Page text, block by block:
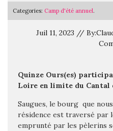
Categories: Camp d'été annuel.
Juil 11, 2023 //
Quinze Ours(es)
Loire en limite du Cantal
Saugues, le bourg que
résidence est traversé par
emprunté par les pèlerins